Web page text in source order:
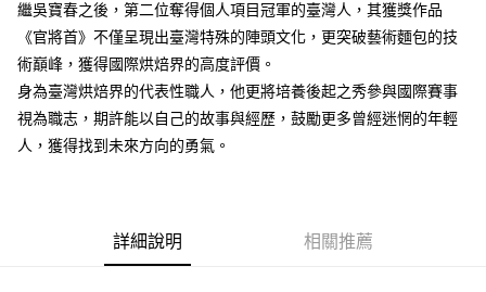
繼吳寶春之後，第二位奪得個人項目冠軍的臺灣人，其獲獎作品
《官將首》不僅呈現出臺灣特殊的陣頭文化，更突破藝術麵包的技
術巔峰，獲得國際烘焙界的高度評價。
身為臺灣烘焙界的代表性職人，他更將培養後起之秀參與國際賽事
視為職志，期許能以自己的故事與經歷，鼓勵更多曾經迷惘的年輕
人，獲得找到未來方向的勇氣。
詳細說明 相關推薦